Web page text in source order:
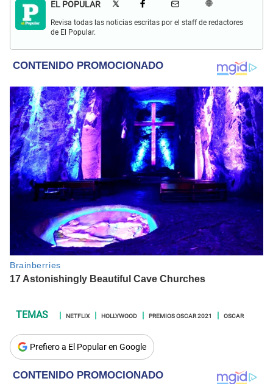
EL POPULAR
Revisa todas las noticias escritas por el staff de redactores
de El Popular.
NETFLIX HOLLYWOOD PREMIOS OSCAR 2021 OSCAR
Prefiero a El Popular en Google